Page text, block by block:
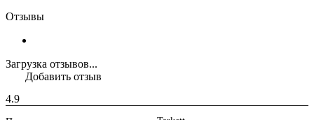
Отзывы
Загрузка отзывов...
4.9
Добавить отзыв